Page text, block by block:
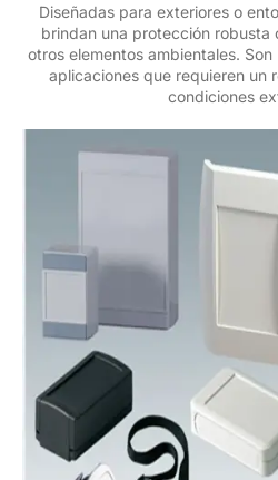
Diseñadas para exteriores o
brindan una protección robusta
otros elementos ambientales.
aplicaciones que requieren un
condiciones